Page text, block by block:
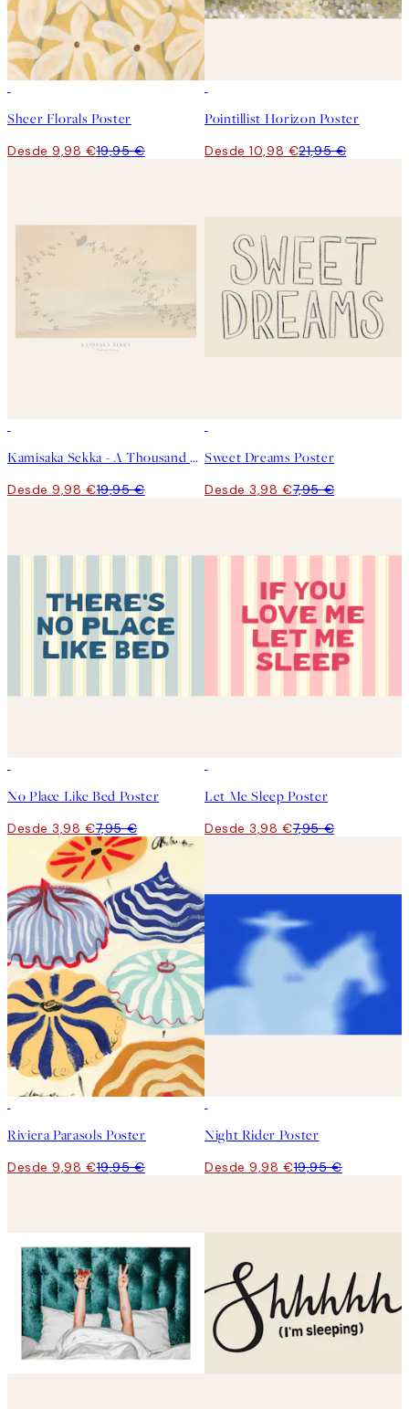
Sheer Florals Poster
Desde 9,98 €19,95 €
Pointillist Horizon Poster
Desde 10,98 €21,95 €
Kamisaka Sekka - A Thousand Grasses Pl.09 Poster
Desde 9,98 €19,95 €
Sweet Dreams Poster
Desde 3,98 €7,95 €
No Place Like Bed Poster
Desde 3,98 €7,95 €
Let Me Sleep Poster
Desde 3,98 €7,95 €
Riviera Parasols Poster
Desde 9,98 €19,95 €
Night Rider Poster
Desde 9,98 €19,95 €